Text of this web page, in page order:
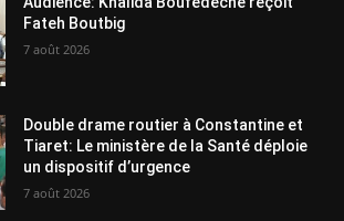
Fateh Boutbig
7 août 2026
Double drame routier à Constantine et
Tiaret: Le ministère de la Santé déploie
un dispositif d’urgence
7 août 2026